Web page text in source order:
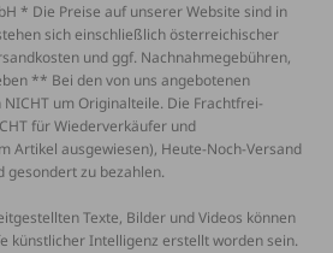
* Die Preise auf unserer Website sind in
sich einschließlich österreichischer
und ggf. Nachnahmegebühren,
** Bei den von uns angebotenen
um Originalteile. Die Frachtfrei-
für Wiederverkäufer und
Artikel ausgewiesen), Heute-Noch-Versand
gesondert zu bezahlen.
Texte, Bilder und Videos können
künstlicher Intelligenz erstellt worden sein.